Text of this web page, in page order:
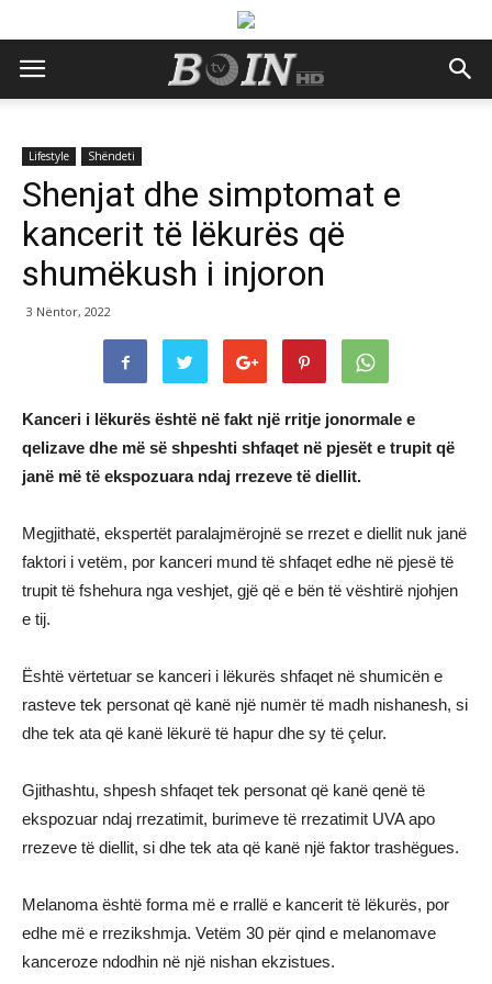
Lifestyle Shëndeti
Shenjat dhe simptomat e
kancerit të lëkurës që
shumëkush i injoron
3 Nëntor, 2022
Kanceri i lëkurës është në fakt një rritje jonormale e
qelizave dhe më së shpeshti shfaqet në pjesët e trupit që
janë më të ekspozuara ndaj rrezeve të diellit.
Megjithatë, ekspertët paralajmërojnë se rrezet e diellit nuk janë
faktori i vetëm, por kanceri mund të shfaqet edhe në pjesë të
trupit të fshehura nga veshjet, gjë që e bën të vështirë njohjen
e tij.
Është vërtetuar se kanceri i lëkurës shfaqet në shumicën e
rasteve tek personat që kanë një numër të madh nishanesh, si
dhe tek ata që kanë lëkurë të hapur dhe sy të çelur.
Gjithashtu, shpesh shfaqet tek personat që kanë qenë të
ekspozuar ndaj rrezatimit, burimeve të rrezatimit UVA apo
rrezeve të diellit, si dhe tek ata që kanë një faktor trashëgues.
Melanoma është forma më e rrallë e kancerit të lëkurës, por
edhe më e rrezikshmja. Vetëm 30 për qind e melanomave
kanceroze ndodhin në një nishan ekzistues.